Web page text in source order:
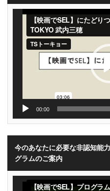
00:00
今のあなたに必要な非認知能
グラムのご案内
動